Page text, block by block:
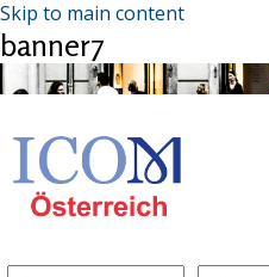
Skip to main content
banner7